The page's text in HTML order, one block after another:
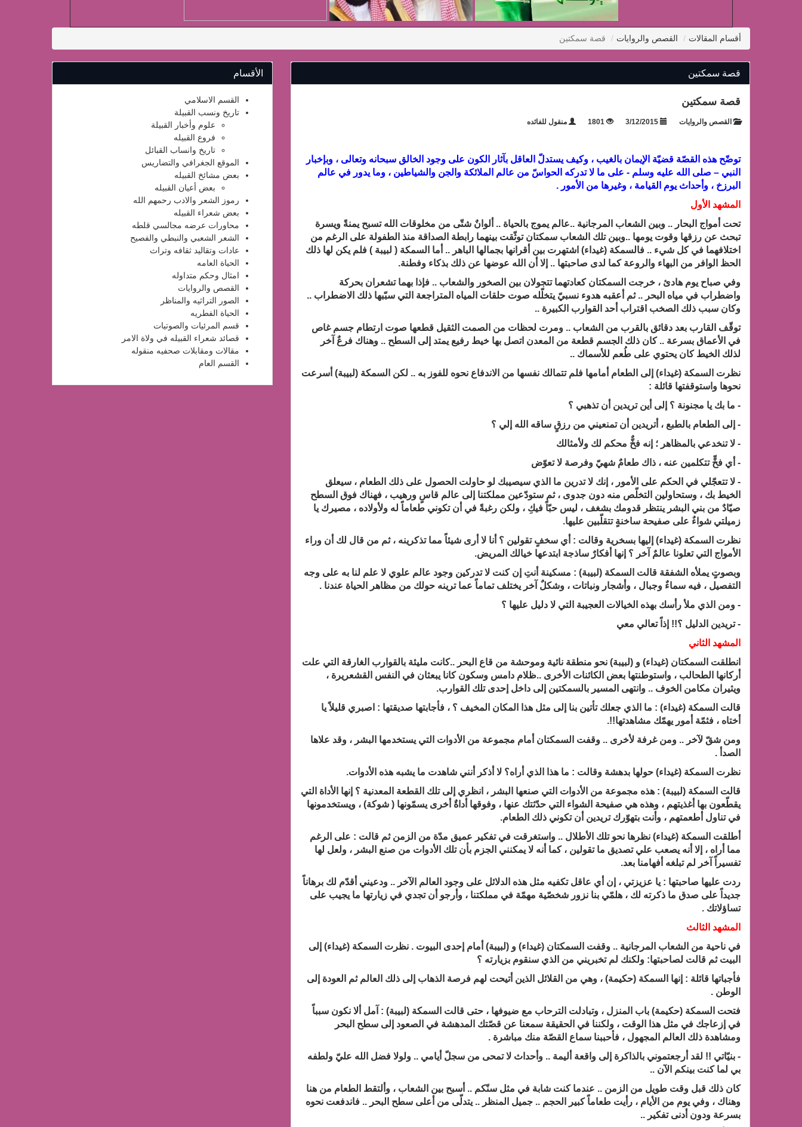
أقسام المقالات القصص والروايات قصة سمكتين
قصة سمكتين
قصة سمكتين
القصص والروايات 1801 منقول للفائده
توضّح هذه القصّة قضيّة الإيمان بالغيب ، وكيف يستدلّ العاقل بآثار الكون على وجود الخالق سبحانه وتعالى ، وبإخبار
النبي – صلى الله عليه وسلم - على ما لا تدركه الحواسّ من عالم الملائكة والجن والشياطين ، وما يدور في عالم
البرزخ ، وأحداث يوم القيامة ، وغيرها من الأمور .
المشهد الأول
تحت أمواج البحار .. وبين الشعاب المرجانية ..عالم يموج بالحياة .. ألوانٌ شتّى من مخلوقات الله تسبح يمنةً ويسرة
تبحث عن رزقها وقوت يومها ..وبين تلك الشعاب سمكتان توثّقت بينهما رابطة الصداقة منذ الطفولة على الرغم من
اختلافهما في كل شيء .. فالسمكة (غيداء) اشتهرت بين أقرانها بجمالها الباهر .. أما السمكة ( لبيبة ) فلم يكن لها ذلك
الحظ الوافر من البهاء والروعة كما لدى صاحبتها .. إلا أن الله عوضها عن ذلك بذكاء وفطنة.
وفي صباح يوم هادئ ، خرجت السمكتان كعادتهما تتجولان بين الصخور والشعاب .. فإذا بهما تشعران بحركة
واضطراب في مياه البحر .. ثم أعقبه هدوء نسبيّ يتخلّله صوت حلقات المياه المتراجعة التي سبّبها ذلك الاضطراب ..
وكان سبب ذلك الصخب اقتراب أحد القوارب الكبيرة ..
توقّف القارب بعد دقائق بالقرب من الشعاب .. ومرت لحظات من الصمت الثقيل قطعها صوت ارتطام جسم غاص
في الأعماق بسرعة .. كان ذلك الجسم قطعة من المعدن اتصل بها خيط رفيع يمتد إلى السطح .. وهناك فرعٌ آخر
لذلك الخيط كان يحتوي على طُعم للأسماك ..
نظرت السمكة (غيداء) إلى الطعام أمامها فلم تتمالك نفسها من الاندفاع نحوه للفوز به .. لكن السمكة (لبيبة) أسرعت
نحوها واستوقفتها قائلة :
- ما بك يا مجنونة ؟ إلى أين تريدين أن تذهبي ؟
- إلى الطعام بالطبع ، أتريدين أن تمنعيني من رزقٍ ساقه الله إلي ؟
- لا تنخدعي بالمظاهر ؛ إنه فخٌّ محكم لك ولأمثالك
- أي فخٍّ تتكلمين عنه ، ذاك طعامٌ شهيّ وفرصة لا تعوّض
- لا تتعجّلي في الحكم على الأمور ، إنك لا تدرين ما الذي سيصيبك لو حاولت الحصول على ذلك الطعام ، سيعلق
الخيط بك ، وستحاولين التخلّص منه دون جدوى ، ثم ستودّعين مملكتنا إلى عالم قاسٍ ورهيب ، فهناك فوق السطح
صيّادٌ من بني البشر ينتظر قدومك بشغف ، ليس حبّاً فيكِ ، ولكن رغبةً في أن تكوني طعاماً له ولأولاده ، مصيرك يا
زميلتي شواءٌ على صفيحة ساخنةٍ تتقلّبين عليها.
نظرت السمكة (غيداء) إليها بسخرية وقالت : أي سخفٍ تقولين ؟ أنا لا أرى شيئاً مما تذكرينه ، ثم من قال لك أن وراء
الأمواج التي تعلونا عالمٌ آخر ؟ إنها أفكارٌ ساذجة ابتدعها خيالك المريض.
وبصوتٍ يملأه الشفقة قالت السمكة (لبيبة) : مسكينة أنتِ إن كنت لا تدركين وجود عالم علوي لا علم لنا به على وجه
التفصيل ، فيه سماءٌ وجبال ، وأشجار ونباتات ، وشكلٌ آخر يختلف تماماً عما ترينه حولك من مظاهر الحياة عندنا .
- ومن الذي ملأ رأسك بهذه الخيالات العجيبة التي لا دليل عليها ؟
- تريدين الدليل ؟!! إذاً تعالي معي
المشهد الثاني
انطلقت السمكتان (غيداء) و (لبيبة) نحو منطقة نائية وموحشة من قاع البحر ..كانت مليئة بالقوارب الغارقة التي علت
أركانها الطحالب ، واستوطنتها بعض الكائنات الأخرى ..ظلام دامس وسكون كانا يبعثان في النفس القشعريرة ،
ويثيران مكامن الخوف .. وانتهى المسير بالسمكتين إلى داخل إحدى تلك القوارب.
قالت السمكة (غيداء) : ما الذي جعلك تأتين بنا إلى مثل هذا المكان المخيف ؟ ، فأجابتها صديقتها : اصبري قليلاً يا
أختاه ، فثمّة أمور يهمّك مشاهدتها!!.
ومن شقّ لآخر .. ومن غرفة لأخرى .. وقفت السمكتان أمام مجموعة من الأدوات التي يستخدمها البشر ، وقد علاها
الصدأ .
نظرت السمكة (غيداء) حولها بدهشة وقالت : ما هذا الذي أراه؟ لا أذكر أنني شاهدت ما يشبه هذه الأدوات.
قالت السمكة (لبيبة) : هذه مجموعة من الأدوات التي صنعها البشر ، انظري إلى تلك القطعة المعدنية ؟ إنها الأداة التي
يقطّعون بها أغذيتهم ، وهذه هي صفيحة الشواء التي حدّثتك عنها ، وفوقها أداةٌ أخرى يسمّونها ( شوكة) ، ويستخدمونها
في تناول أطعمتهم ، وأنت بتهوّرك تريدين أن تكوني ذلك الطعام.
أطلقت السمكة (غيداء) نظرها نحو تلك الأطلال .. واستغرقت في تفكير عميق مدّة من الزمن ثم قالت : على الرغم
مما أراه ، إلا أنه يصعب علي تصديق ما تقولين ، كما أنه لا يمكنني الجزم بأن تلك الأدوات من صنع البشر ، ولعل لها
تفسيراً آخر لم تبلغه أفهامنا بعد.
ردت عليها صاحبتها : يا عزيزتي ، إن أي عاقل تكفيه مثل هذه الدلائل على وجود العالم الآخر .. ودعيني أقدّم لك برهاناً
جديداً على صدق ما ذكرته لك ، هلمّي بنا نزور شخصّية مهمّة في مملكتنا ، وأرجو أن تجدي في زيارتها ما يجيب على
تساؤلاتك .
المشهد الثالث
في ناحية من الشعاب المرجانية .. وقفت السمكتان (غيداء) و (لبيبة) أمام إحدى البيوت . نظرت السمكة (غيداء) إلى
البيت ثم قالت لصاحبتها: ولكنك لم تخبريني من الذي سنقوم بزيارته ؟
فأجباتها قائلة : إنها السمكة (حكيمة) ، وهي من القلائل الذين أتيحت لهم فرصة الذهاب إلى ذلك العالم ثم العودة إلى
الوطن .
فتحت السمكة (حكيمة) باب المنزل ، وتبادلت الترحاب مع ضيوفها ، حتى قالت السمكة (لبيبة) : آمل ألا نكون سبباً
في إزعاجك في مثل هذا الوقت ، ولكننا في الحقيقة سمعنا عن قصّتك المدهشة في الصعود إلى سطح البحر
ومشاهدة ذلك العالم المجهول ، فأحببنا سماع القصّة منك مباشرة .
- بنيّاتي !! لقد أرجعتموني بالذاكرة إلى واقعة أليمة .. وأحداث لا تمحى من سجلّ أيامي .. ولولا فضل الله عليّ ولطفه
بي لما كنت بينكم الآن ..
كان ذلك قبل وقت طويل من الزمن .. عندما كنت شابة في مثل سنّكم .. أسبح بين الشعاب ، وألتقط الطعام من هنا
وهناك ، وفي يوم من الأيام ، رأيت طعاماً كبير الحجم .. جميل المنظر .. يتدلّى من أعلى سطح البحر .. فاندفعت نحوه
بسرعة ودون أدنى تفكير ..
الأقسام
القسم الاسلامي
تاريخ ونسب القبيلة
علوم وأخبار القبيلة
فروع القبيله
تاريخ وانساب القبائل
الموقع الجغرافي والتضاريس
بعض مشائخ القبيله
بعض أعيان القبيله
رموز الشعر والادب رحمهم الله
بعض شعراء القبيله
محاورات عرضه مجالسي قلطه
الشعر الشعبي والنبطي والفصيح
عادات وتقاليد ثقافه وتراث
الحياة العامه
امثال وحكم متداوله
القصص والروايات
الصور التراثيه والمناظر
الحياة الفطريه
قسم المرئيات والصوتيات
قصائد شعراء القبيله في ولاة الامر
مقالات ومقابلات صحفيه منقوله
القسم العام